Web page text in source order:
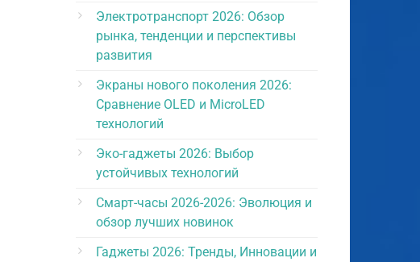
Электротранспорт 2026: Обзор
рынка, тенденции и перспективы
развития
Экраны нового поколения 2026:
Сравнение OLED и MicroLED
технологий
Эко-гаджеты 2026: Выбор
устойчивых технологий
Смарт-часы 2026-2026: Эволюция и
обзор лучших новинок
Гаджеты 2026: Тренды, Инновации и